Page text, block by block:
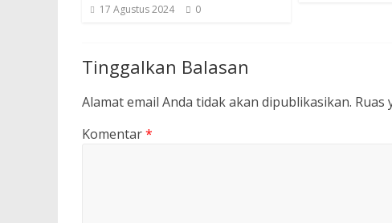
17 Agustus 2024 0
Tinggalkan Balasan
Alamat email Anda tidak akan dipublikasikan. Ruas
Komentar*